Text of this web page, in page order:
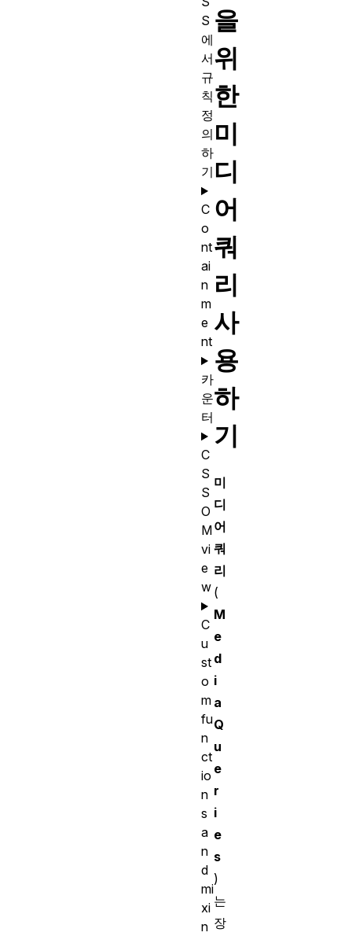
을
위
한
미
디
어
쿼
리
사
용
하
기
미
디
어
쿼
리
(
M
e
d
i
a
Q
u
e
r
i
e
s
)
는
장
S
에
서
규
칙
정
의
하
기
C
o
nt
ai
n
m
e
nt
카
운
터
C
S
S
O
M
vi
e
w
C
u
st
o
m
fu
n
ct
io
n
s
a
n
d
mi
xi
n